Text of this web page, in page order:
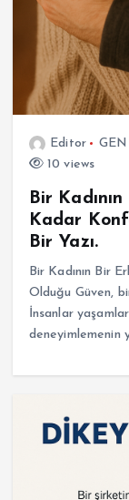
Editor
10 views
Bir
Kadar
Bir Yazı.
Bir Kadının Bir
Olduğu Güven,
İnsanlar
deneyimlemenin